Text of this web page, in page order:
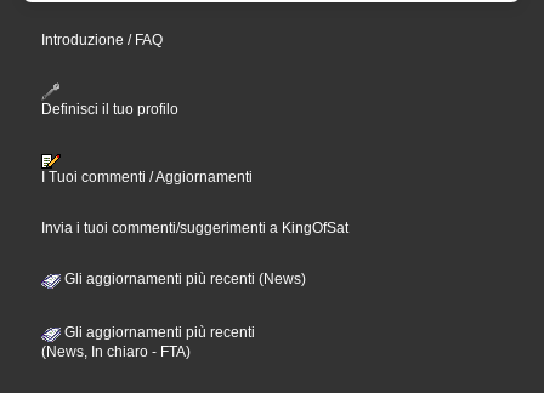
Introduzione / FAQ
Definisci il tuo profilo
I Tuoi commenti / Aggiornamenti
Invia i tuoi commenti/suggerimenti a KingOfSat
Gli aggiornamenti più recenti (News)
Gli aggiornamenti più recenti
(News, In chiaro - FTA)